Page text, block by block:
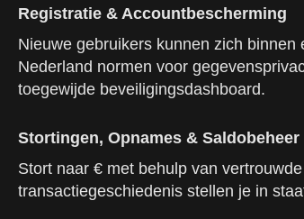
Registratie & Accountbescherming
Nieuwe gebruikers kunnen zich
Nederland normen voor
toegewijde beveiligingsdashboard.
Stortingen, Opnames & Saldobeheer
Stort naar € met behulp van
transactiegeschiedenis stellen je in